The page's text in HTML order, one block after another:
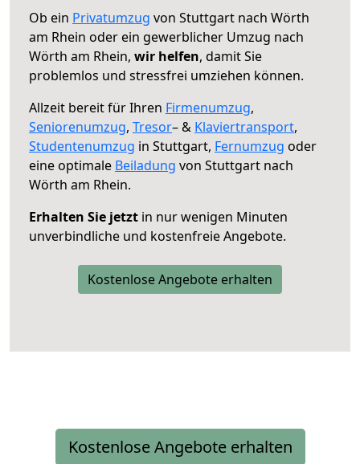
Ob ein Privatumzug von Stuttgart nach Wörth
am Rhein oder ein gewerblicher Umzug nach
Wörth am Rhein, wir helfen, damit Sie
problemlos und stressfrei umziehen können.
Allzeit bereit für Ihren Firmenumzug,
Seniorenumzug, Tresor– & Klaviertransport,
Studentenumzug in Stuttgart, Fernumzug oder
eine optimale Beiladung von Stuttgart nach
Wörth am Rhein.
Erhalten Sie jetzt in nur wenigen Minuten
unverbindliche und kostenfreie Angebote.
Kostenlose Angebote erhalten
Kostenlose Angebote erhalten